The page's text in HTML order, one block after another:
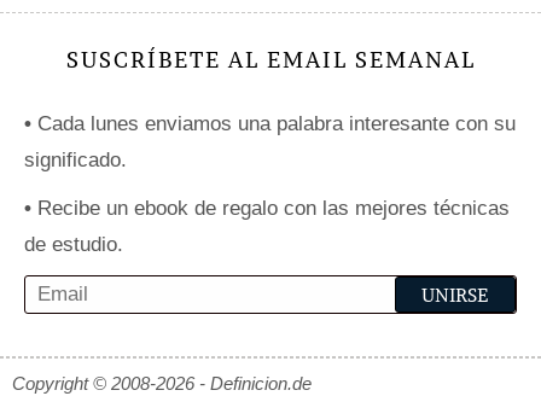
SUSCRÍBETE AL EMAIL SEMANAL
• Cada lunes enviamos una palabra interesante con su
significado.
• Recibe un ebook de regalo con las mejores técnicas
de estudio.
Copyright © 2008-2026 - Definicion.de